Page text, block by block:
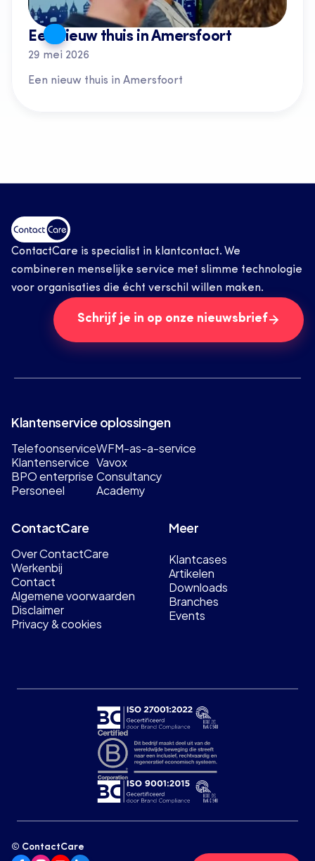
Een nieuw thuis in Amersfoort
29 mei 2026
Een nieuw thuis in Amersfoort
ContactCare is specialist in klantcontact. We
combineren menselijke service met slimme technologie
voor organisaties die écht verschil willen maken.
Schrijf je in op onze nieuwsbrief
Klantenservice oplossingen
Telefoonservice
Klantenservice
BPO enterprise
Personeel
WFM-as-a-service
Vavox
Consultancy
Academy
Meer
Klantcases
Artikelen
Downloads
Branches
Events
ContactCare
Over ContactCare
Werkenbij
Contact
Algemene voorwaarden
Disclaimer
Privacy & cookies
© ContactCare